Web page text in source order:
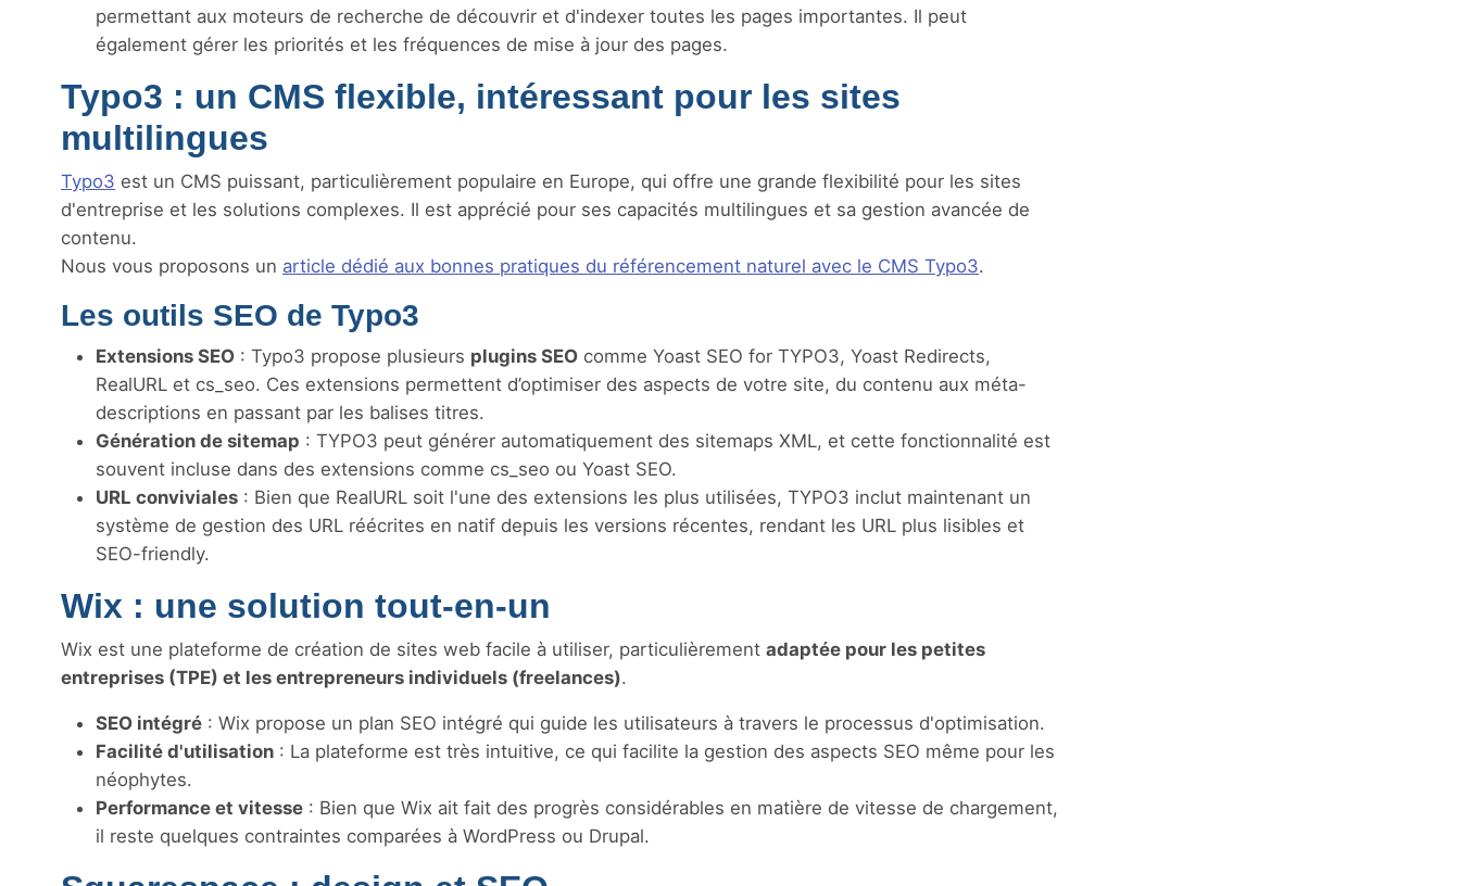
permettant aux moteurs de recherche de découvrir et d'indexer toutes les pages importantes. Il peut
également gérer les priorités et les fréquences de mise à jour des pages.
Typo3 : un CMS flexible, intéressant pour les sites
multilingues
Typo3 est un CMS puissant, particulièrement populaire en Europe, qui offre une grande flexibilité pour les sites
d'entreprise et les solutions complexes. Il est apprécié pour ses capacités multilingues et sa gestion avancée de
contenu.
Nous vous proposons un article dédié aux bonnes pratiques du référencement naturel avec le CMS Typo3.
Les outils SEO de Typo3
Extensions SEO : Typo3 propose plusieurs plugins SEO comme Yoast SEO for TYPO3, Yoast Redirects,
RealURL et cs_seo. Ces extensions permettent d’optimiser des aspects de votre site, du contenu aux méta-
descriptions en passant par les balises titres.
Génération de sitemap : TYPO3 peut générer automatiquement des sitemaps XML, et cette fonctionnalité est
souvent incluse dans des extensions comme cs_seo ou Yoast SEO.
URL conviviales : Bien que RealURL soit l'une des extensions les plus utilisées, TYPO3 inclut maintenant un
système de gestion des URL réécrites en natif depuis les versions récentes, rendant les URL plus lisibles et
SEO-friendly.
Wix : une solution tout-en-un
Wix est une plateforme de création de sites web facile à utiliser, particulièrement adaptée pour les petites
entreprises (TPE) et les entrepreneurs individuels (freelances).
SEO intégré : Wix propose un plan SEO intégré qui guide les utilisateurs à travers le processus d'optimisation.
Facilité d'utilisation : La plateforme est très intuitive, ce qui facilite la gestion des aspects SEO même pour les
néophytes.
Performance et vitesse : Bien que Wix ait fait des progrès considérables en matière de vitesse de chargement,
il reste quelques contraintes comparées à WordPress ou Drupal.